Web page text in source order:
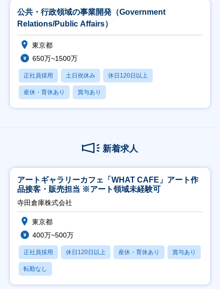
公共・行政領域の事業開発（Government
Relations/Public Affairs）
東京都
650万~1500万
正社員採用 土日祝休み 休日120日以上
産休・育休あり 賞与あり
新着求人
アートギャラリーカフェ「WHAT CAFE」アート作
品接客・販売担当 ※アート領域未経験可
寺田倉庫株式会社
東京都
400万~500万
正社員採用 休日120日以上 産休・育休あり 賞与あり
転勤なし